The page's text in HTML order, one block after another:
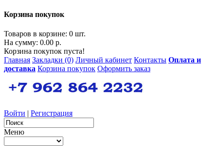
Корзина покупок
Товаров в корзине: 0 шт.
На сумму: 0.00 р.
Корзина покупок пуста!
Главная Закладки (0) Личный кабинет Контакты Оплата и
доставка Корзина покупок Оформить заказ
Войти | Регистрация
Меню